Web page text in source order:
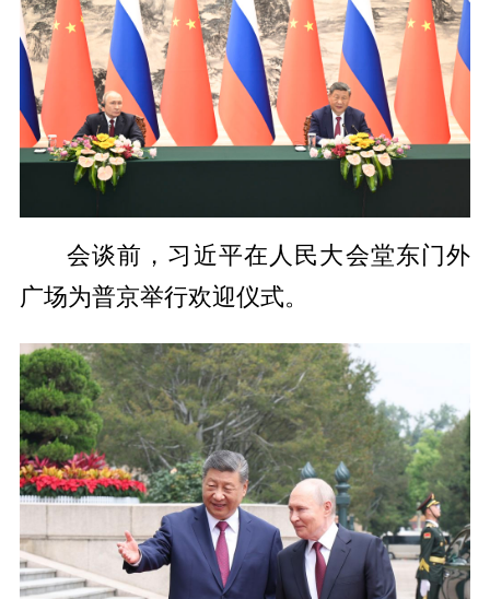
会谈前，习近平在人民大会堂东门外
广场为普京举行欢迎仪式。